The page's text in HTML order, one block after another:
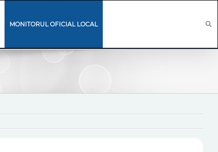
MONITORUL OFICIAL LOCAL